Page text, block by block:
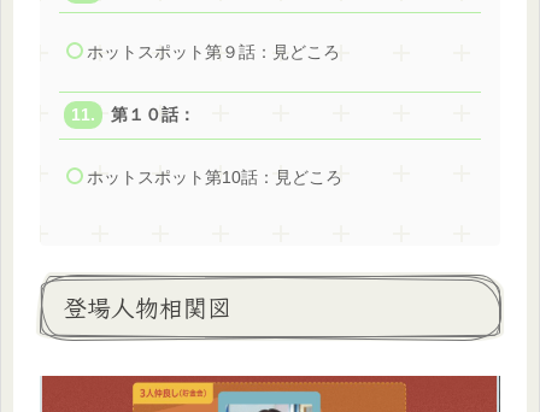
ホットスポット第９話：見どころ
第１０話：
ホットスポット第10話：見どころ
登場人物相関図